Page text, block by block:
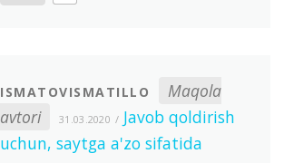
ISMATOVISMATILLO
Maqola
avtori
31.03.2020
Javob qoldirish
uchun, saytga a'zo sifatida